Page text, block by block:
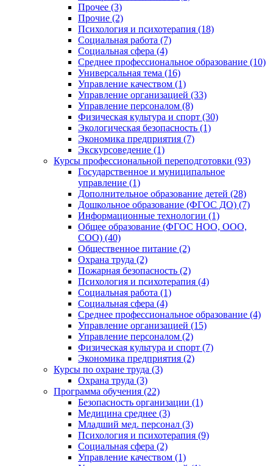
Прочее (3)
Прочие (2)
Психология и психотерапия (18)
Социальная работа (7)
Социальная сфера (4)
Среднее профессиональное образование (10)
Универсальная тема (16)
Управление качеством (1)
Управление организацией (33)
Управление персоналом (8)
Физическая культура и спорт (30)
Экологическая безопасность (1)
Экономика предприятия (7)
Экскурсоведение (1)
Курсы профессиональной переподготовки (93)
Государственное и муниципальное
управление (1)
Дополнительное образование детей (28)
Дошкольное образование (ФГОС ДО) (7)
Информационные технологии (1)
Общее образование (ФГОС НОО, ООО,
СОО) (40)
Общественное питание (2)
Охрана труда (2)
Пожарная безопасность (2)
Психология и психотерапия (4)
Социальная работа (1)
Социальная сфера (4)
Среднее профессиональное образование (4)
Управление организацией (15)
Управление персоналом (2)
Физическая культура и спорт (7)
Экономика предприятия (2)
Курсы по охране труда (3)
Охрана труда (3)
Программа обучения (22)
Безопасность организации (1)
Медицина среднее (3)
Младший мед. персонал (3)
Психология и психотерапия (9)
Социальная сфера (2)
Управление качеством (1)